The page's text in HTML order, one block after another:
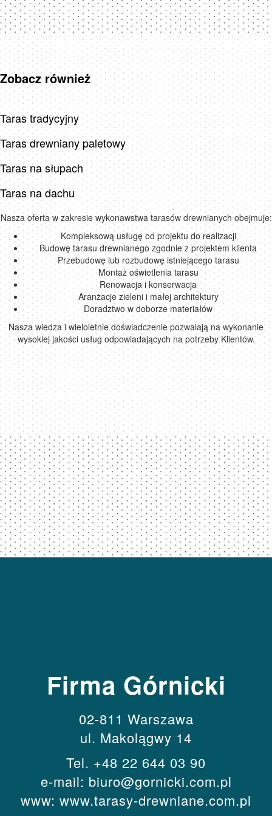
Zobacz również
Taras tradycyjny
Taras drewniany paletowy
Taras na słupach
Taras na dachu
Nasza oferta w zakresie wykonawstwa tarasów drewnianych obejmuje:
Kompleksową usługę od projektu do realizacji
Budowę tarasu drewnianego zgodnie z projektem klienta
Przebudowę lub rozbudowę istniejącego tarasu
Montaż oświetlenia tarasu
Renowacja i konserwacja
Aranżacje zieleni i małej architektury
Doradztwo w doborze materiałów
Nasza wiedza i wieloletnie doświadczenie pozwalają na wykonanie
wysokiej jakości usług odpowiadających na potrzeby Klientów.
Firma Górnicki
02-811 Warszawa
ul. Makolągwy 14
Tel. +48 22 644 03 90
e-mail: biuro@gornicki.com.pl
www: www.tarasy-drewniane.com.pl